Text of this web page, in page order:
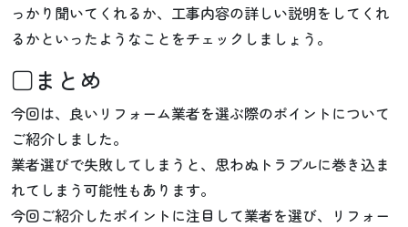
っかり聞いてくれるか、工事内容の詳しい説明をしてくれ
るかといったようなことをチェックしましょう。
□まとめ
今回は、良いリフォーム業者を選ぶ際のポイントについて
ご紹介しました。
業者選びで失敗してしまうと、思わぬトラブルに巻き込ま
れてしまう可能性もあります。
今回ご紹介したポイントに注目して業者を選び、リフォー